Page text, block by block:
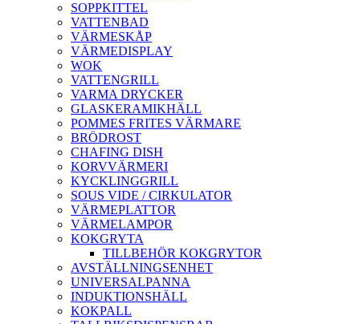
SOPPKITTEL
VATTENBAD
VÄRMESKÅP
VÄRMEDISPLAY
WOK
VATTENGRILL
VARMA DRYCKER
GLASKERAMIKHÄLL
POMMES FRITES VÄRMARE
BRÖDROST
CHAFING DISH
KORVVÄRMERI
KYCKLINGGRILL
SOUS VIDE / CIRKULATOR
VÄRMEPLATTOR
VÄRMELAMPOR
KOKGRYTA
TILLBEHÖR KOKGRYTOR
AVSTÄLLNINGSENHET
UNIVERSALPANNA
INDUKTIONSHÄLL
KOKPALL